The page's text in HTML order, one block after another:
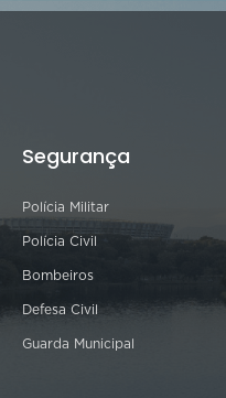
Segurança
Polícia Militar
Polícia Civil
Bombeiros
Defesa Civil
Guarda Municipal